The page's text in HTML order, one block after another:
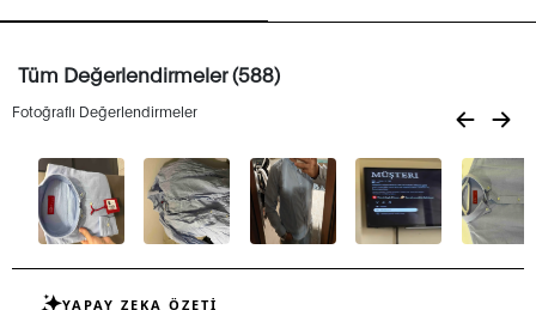
Tüm Değerlendirmeler (588)
Fotoğraflı Değerlendirmeler
YAPAY ZEKA ÖZETİ